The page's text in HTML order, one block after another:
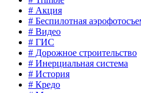
# Акция
# Беспилотная
# Видео
# ГИС
# Дорожное строительство
# Инерциальная система
# История
# Кредо